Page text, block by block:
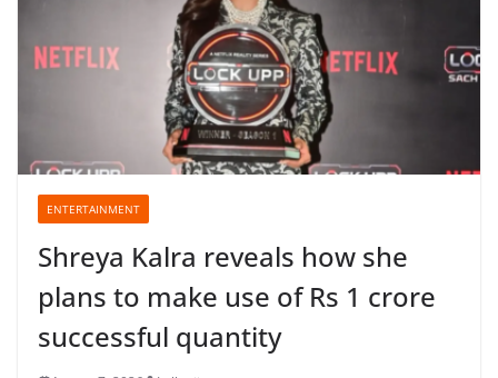
ENTERTAINMENT
Shreya Kalra reveals how she
plans to make use of Rs 1 crore
successful quantity